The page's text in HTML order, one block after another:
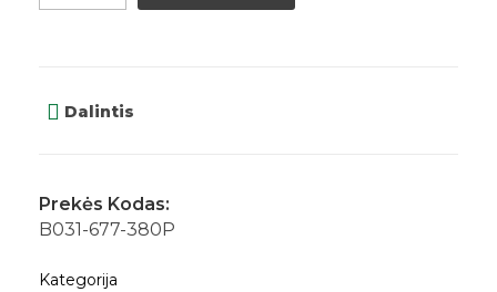
Dalintis
Prekės Kodas:
B031-677-380P
Kategorija